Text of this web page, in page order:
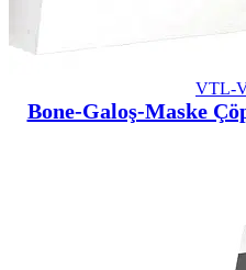
VTL-
Bone-Galoş-Maske